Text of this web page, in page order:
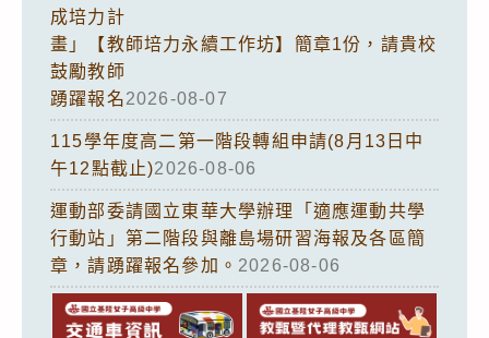
成培力計
畫」【教師培力永續工作坊】簡章1份，請貴校
鼓勵教師
踴躍報名2026-08-07
115學年度高二第一階段轉組申請(8月13日中
午12點截止)2026-08-06
運動部委請國立東華大學辦理「適應運動共學
行動站」第二階段與離島場研習海報及各區簡
章，請踴躍報名參加。 2026-08-06